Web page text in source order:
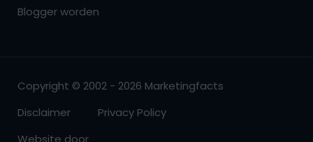
Blogger worden
Copyright © 2002 - 2026 Marketingfacts
Disclaimer
Privacy Policy
Website door